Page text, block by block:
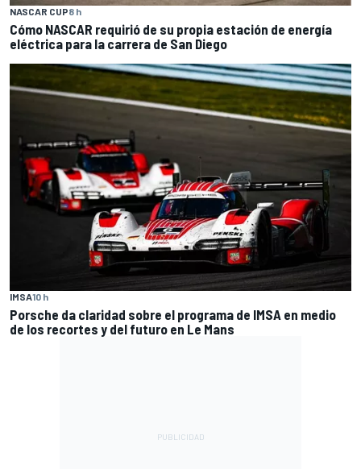
NASCAR CUP8 h
Cómo NASCAR requirió de su propia estación de energía
eléctrica para la carrera de San Diego
IMSA10 h
Porsche da claridad sobre el programa de IMSA en medio
de los recortes y del futuro en Le Mans